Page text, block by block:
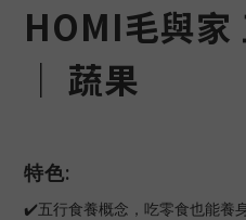
HOMI毛與家
｜ 蔬果
特色:
✔️五行食養概念，吃零食也能養